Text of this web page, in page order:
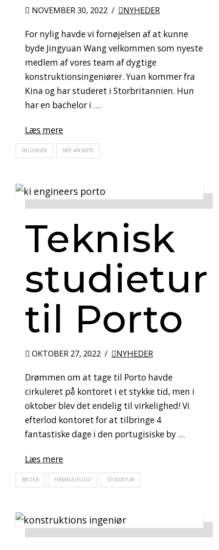
NOVEMBER 30, 2022 NYHEDER
For nylig havde vi fornøjelsen af at kunne
byde Jingyuan Wang velkommen som nyeste
medlem af vores team af dygtige
konstruktionsingeniører. Yuan kommer fra
Kina og har studeret i Storbritannien. Hun
har en bachelor i …
Læs mere
INGENIØR NYE ANSATTE
Teknisk
studietur
til Porto
OKTOBER 27, 2022 NYHEDER
Drømmen om at tage til Porto havde
cirkuleret på kontoret i et stykke tid, men i
oktober blev det endelig til virkelighed! Vi
efterlod kontoret for at tilbringe 4
fantastiske dage i den portugisiske by …
Læs mere
BROER FIRMAUDFLUGT STUDIETUR